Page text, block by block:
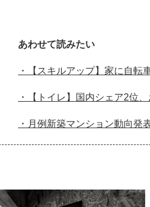
あわせて読みたい
・【スキルアップ】家に自
・【トイレ】国内シェア2位
・月例新築マンション動向発